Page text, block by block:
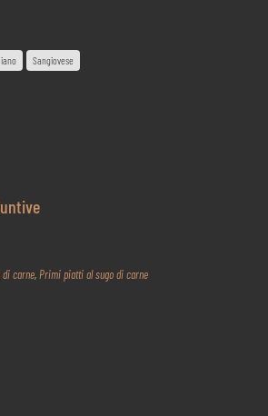
Sangiovese
carne,Primi piatti al sugo di carne